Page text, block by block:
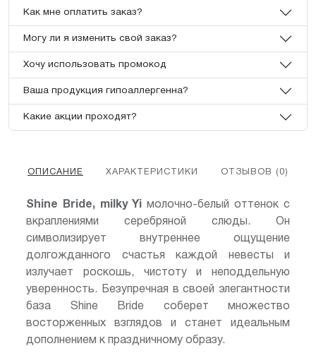
Как мне оплатить заказ?
Могу ли я изменить свой заказ?
Хочу использовать промокод
Ваша продукция гипоаллергенна?
Какие акции проходят?
ОПИСАНИЕ ХАРАКТЕРИСТИКИ ОТЗЫВОВ (0)
Shine Bride, milky Yi молочно-белый оттенок с
вкраплениями серебряной слюды. Он
символизирует внутреннее ощущение
долгожданного счастья каждой невесты и
излучает роскошь, чистоту и неподдельную
уверенность. Безупречная в своей элегантности
база Shine Bride соберет множество
восторженных взглядов и станет идеальным
дополнением к праздничному образу.